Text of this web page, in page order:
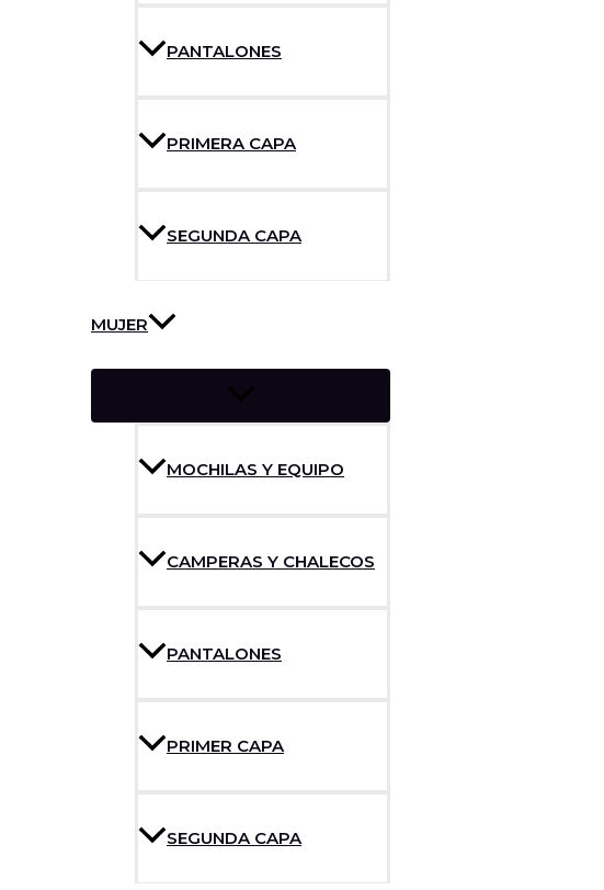
PANTALONES
PRIMERA CAPA
SEGUNDA CAPA
MUJER
MOCHILAS Y EQUIPO
CAMPERAS Y CHALECOS
PANTALONES
PRIMER CAPA
SEGUNDA CAPA